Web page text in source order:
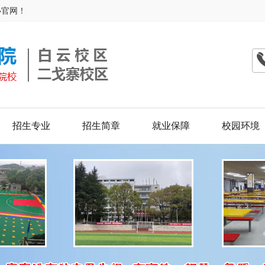
网！
招生专业 招生简章 就业保障 校园环境